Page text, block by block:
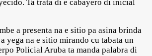
Ta trata di e cabayero di inicial
a presenta na e sitio pa asina brinda
yega na e sitio mirando cu tabata un
Policial Aruba ta manda palabra di